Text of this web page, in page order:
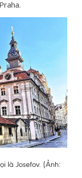
là Josefov. (Ảnh: